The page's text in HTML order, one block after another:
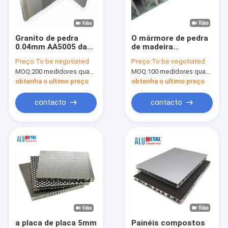
Sobre nós
Contacte-nos
Notícia
Peça umas citações
Painel composto de alumínio de PVDF
Painel composto de alumínio do PE
Painel de alumínio do favo de mel
Granito de pedra
0.04mm AA5005 da
painel do favo de mel
de 1300MM PVDF
Preço:To be negotiated
MOQ:200 medidores quadrados
obtenha o ultimo preço
contacto
O mármore de pedra
de madeira
100mm do favo de
mel expulsou
1575MM B1 exterior
Preço:To be negotiated
MOQ:100 medidores quadrados
obtenha o ultimo preço
contacto
a placa de placa 5mm
Painéis compostos